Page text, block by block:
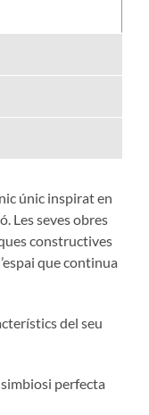
únic inspirat en
Les seves obres
constructives
que continua
del seu
perfecta